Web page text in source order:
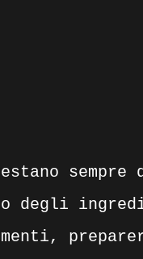
degli